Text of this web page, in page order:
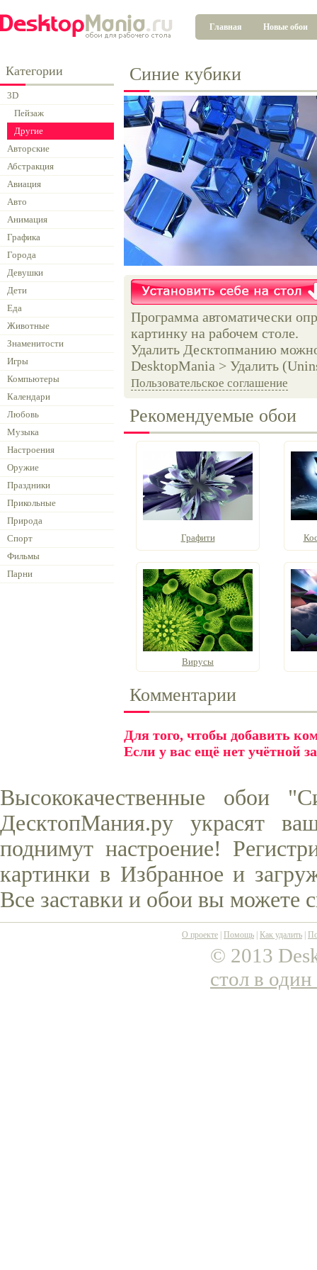
Главная Новые обои
Категории
3D
Пейзаж
Другие
Авторские
Абстракция
Авиация
Авто
Анимация
Графика
Города
Девушки
Дети
Еда
Животные
Знаменитости
Игры
Компьютеры
Календари
Любовь
Музыка
Настроения
Оружие
Праздники
Прикольные
Природа
Спорт
Фильмы
Парни
Синие кубики
Программа автоматически
картинку на рабочем столе.
Удалить Десктопманию
DesktopMania > Удалить
Пользовательское соглашение
Рекомендуемые обои
Графити
Вирусы
Комментарии
Для того, чтобы добавить
Если у вас ещё нет учётной
Высококачественные обои
ДесктопМания.ру украсят
поднимут настроение!
картинки в Избранное и
Все заставки и обои вы можете
О проекте Помощь Как удалить
© 2013
стол в